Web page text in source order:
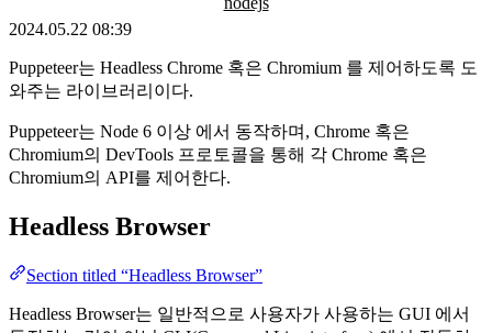
2024.05.22 08:39
Puppeteer는 Headless Chrome 혹은 Chromium 를 제어하도록 도
와주는 라이브러리이다.
Puppeteer는 Node 6 이상 에서 동작하며, Chrome 혹은
Chromium의 DevTools 프로토콜을 통해 각 Chrome 혹은
Chromium의 API를 제어한다.
Headless Browser
Section titled “Headless Browser”
Headless Browser는 일반적으로 사용자가 사용하는 GUI 에서